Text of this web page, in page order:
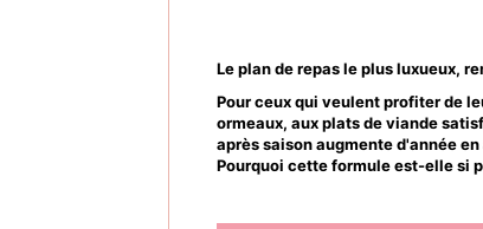
Le plan de repas le plus luxueux,
Pour ceux qui veulent profiter de
ormeaux, aux plats de viande
après saison augmente d'année en
Pourquoi cette formule est-elle si